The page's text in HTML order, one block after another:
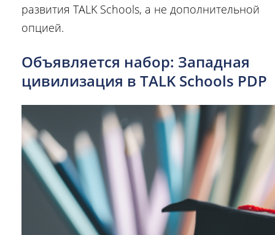
развития TALK Schools, а не дополнительной
опцией.
Объявляется набор: Западная
цивилизация в TALK Schools PDP